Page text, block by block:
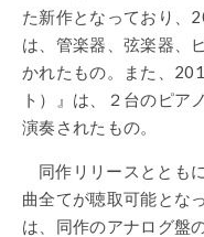
た新作となっており、
は、管楽器、弦楽器、
かれたもの。また、
ト）』は、２台のピア
演奏されたもの。
同作リリースととも
曲全てが聴取可能とな
は、同作のアナログ盤